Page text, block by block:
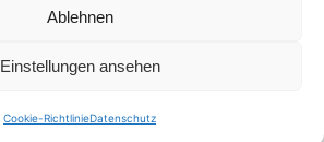
Ablehnen
Einstellungen ansehen
Cookie-RichtlinieDatenschutz